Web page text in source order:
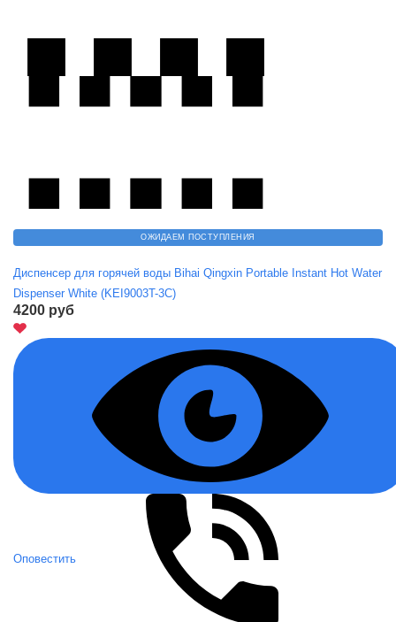
ОЖИДАЕМ ПОСТУПЛЕНИЯ
Диспенсер для горячей воды Bihai Qingxin Portable Instant Hot Water
Dispenser White (KEI9003T-3C)
4200 руб
Оповестить